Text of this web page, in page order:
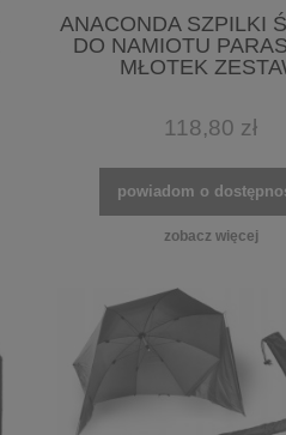
ANACONDA SZPILKI
DO NAMIOTU
MŁOTEK
118,80 zł
powiadom o
zobacz więcej